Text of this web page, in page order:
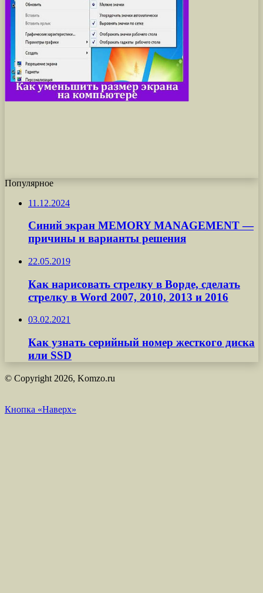
Популярное
11.12.2024
Синий экран MEMORY MANAGEMENT —
причины и варианты решения
22.05.2019
Как нарисовать стрелку в Ворде, сделать
стрелку в Word 2007, 2010, 2013 и 2016
03.02.2021
Как узнать серийный номер жесткого диска
или SSD
© Copyright 2026, Komzo.ru
Кнопка «Наверх»